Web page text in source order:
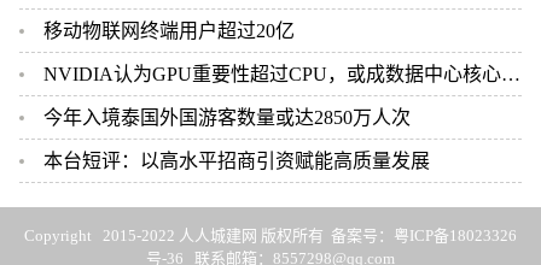
移动物联网终端用户超过20亿
NVIDIA认为GPU重要性超过CPU，或成数据中心核心资源
今年入境泰国外国游客数量或达2850万人次
本台短评：以高水平招商引资赋能高质量发展
Copyright 2015-2022 人人城建网 版权所有 备案号： 粤ICP备18023326
号-36 联系邮箱：8557298@qq.com